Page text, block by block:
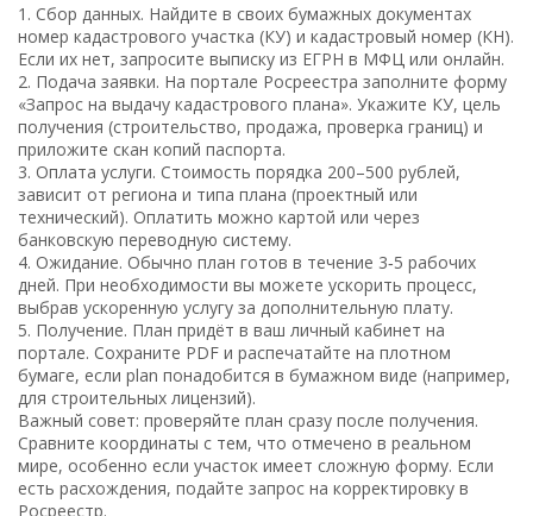
1. Сбор данных. Найдите в своих бумажных документах
номер кадастрового участка (КУ) и кадастровый номер (КН).
Если их нет, запросите выписку из ЕГРН в МФЦ или онлайн.
2. Подача заявки. На портале Росреестра заполните форму
«Запрос на выдачу кадастрового плана». Укажите КУ, цель
получения (строительство, продажа, проверка границ) и
приложите скан копий паспорта.
3. Оплата услуги. Стоимость порядка 200–500 рублей,
зависит от региона и типа плана (проектный или
технический). Оплатить можно картой или через
банковскую переводную систему.
4. Ожидание. Обычно план готов в течение 3‑5 рабочих
дней. При необходимости вы можете ускорить процесс,
выбрав ускоренную услугу за дополнительную плату.
5. Получение. План придёт в ваш личный кабинет на
портале. Сохраните PDF и распечатайте на плотном
бумаге, если plan понадобится в бумажном виде (например,
для строительных лицензий).
Важный совет: проверяйте план сразу после получения.
Сравните координаты с тем, что отмечено в реальном
мире, особенно если участок имеет сложную форму. Если
есть расхождения, подайте запрос на корректировку в
Росреестр.